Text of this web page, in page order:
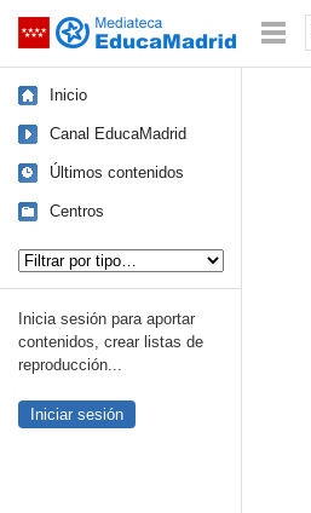
Saltar navegación
Inicio
Canal EducaMadrid
Últimos contenidos
Centros
Inicia sesión para aportar
contenidos, crear listas de
reproducción...
Iniciar sesión